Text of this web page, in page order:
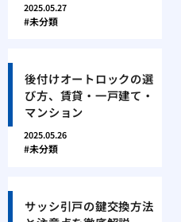
2025.05.27
未分類
後付けオートロックの選
び方、賃貸・一戸建て・
マンション
2025.05.26
未分類
サッシ引戸の鍵交換方法